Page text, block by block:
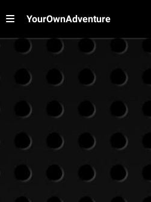
YourOwnAdventure